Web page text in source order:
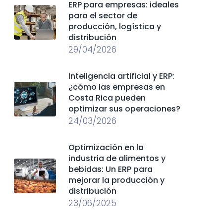
ERP para empresas: ideales
para el sector de
producción, logística y
distribución
29/04/2026
Inteligencia artificial y ERP:
¿cómo las empresas en
Costa Rica pueden
optimizar sus operaciones?
24/03/2026
Optimización en la
industria de alimentos y
bebidas: Un ERP para
mejorar la producción y
distribución
23/06/2025